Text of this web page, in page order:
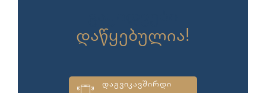
დაწყებულია!
დაგვიკავშირდი